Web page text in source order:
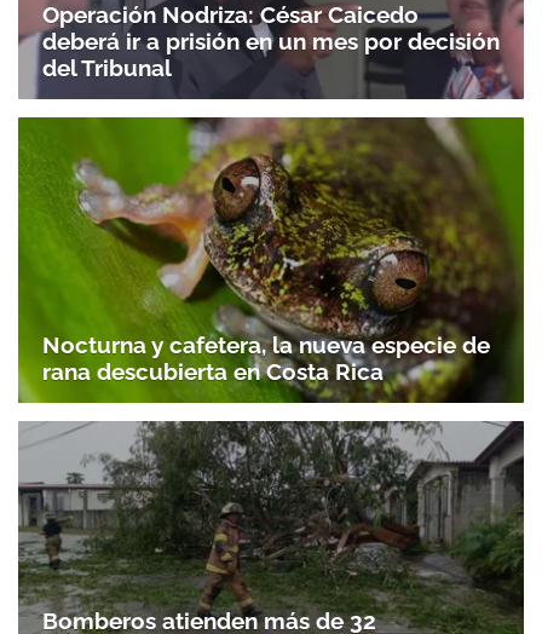
Operación Nodriza: César Caicedo
deberá ir a prisión en un mes por decisión
del Tribunal
Nocturna y cafetera, la nueva especie de
rana descubierta en Costa Rica
Bomberos atienden más de 32